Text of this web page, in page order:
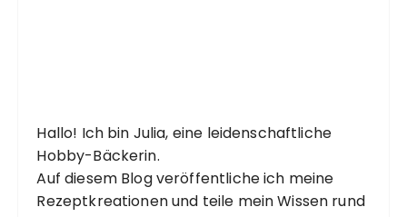
Hallo! Ich bin Julia, eine leidenschaftliche
Hobby-Bäckerin.
Auf diesem Blog veröffentliche ich meine
Rezeptkreationen und teile mein Wissen rund